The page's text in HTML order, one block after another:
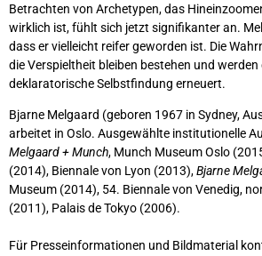
Betrachten von Archetypen, das
wirklich ist, fühlt sich jetzt signifikanter an.
dass er vielleicht reifer geworden ist. Die
die Verspieltheit bleiben bestehen und
deklaratorische Selbstfindung erneuert.
Bjarne Melgaard (geboren 1967 in Sydney,
arbeitet in Oslo. Ausgewählte institutionelle
Melgaard + Munch, Munch Museum Oslo
(2014), Biennale von Lyon (2013),Bjarne
Museum (2014), 54. Biennale von Venedig,
(2011), Palais de Tokyo (2006).
Für Presseinformationen und Bildmaterial